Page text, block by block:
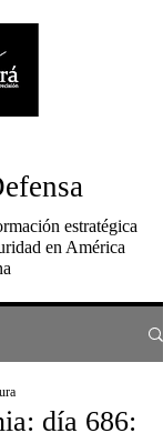
estratégica
en América
día 686: